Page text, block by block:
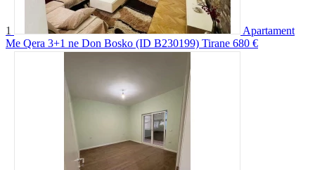
1
Apartament
Me Qera 3+1 ne Don Bosko (ID B230199) Tirane 680 €